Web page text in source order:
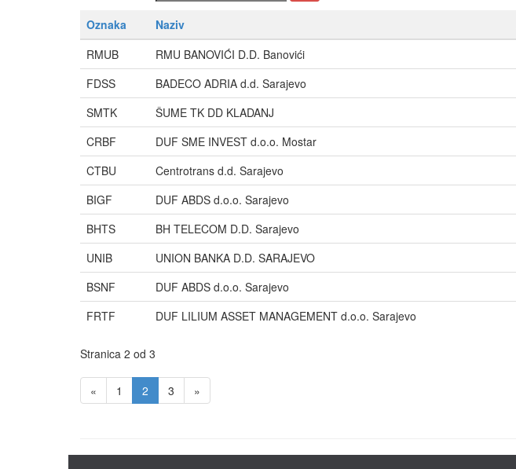
Oznaka Naziv
RMUB
RMU BANOVIĆI D.D. Banovići
FDSS
BADECO ADRIA d.d. Sarajevo
SMTK
ŠUME TK DD KLADANJ
CRBF
DUF SME INVEST d.o.o. Mostar
CTBU
Centrotrans d.d. Sarajevo
BIGF
DUF ABDS d.o.o. Sarajevo
BHTS
BH TELECOM D.D. Sarajevo
UNIB
UNION BANKA D.D. SARAJEVO
BSNF
DUF ABDS d.o.o. Sarajevo
FRTF
DUF LILIUM ASSET MANAGEMENT d.o.o. Sarajevo
Stranica 2 od 3
« 1 2 3 »